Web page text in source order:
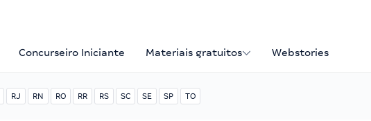
Concurseiro Iniciante Materiais gratuitos Webstories
RJ RN RO RR RS SC SE SP TO